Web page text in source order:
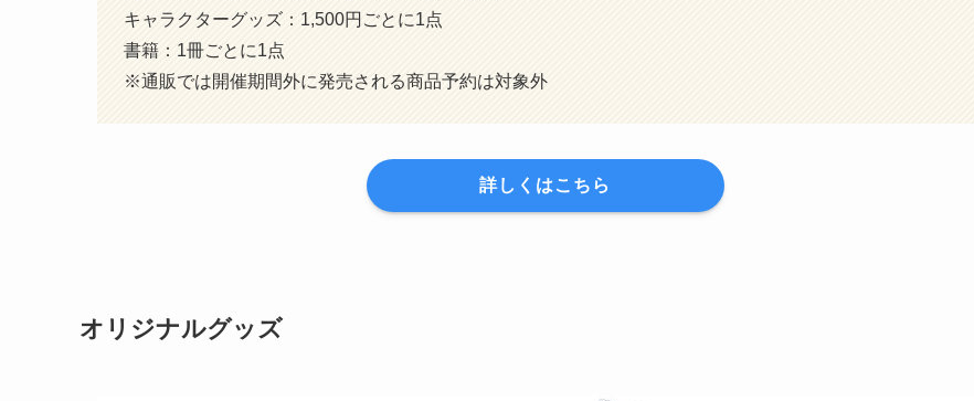
キャラクターグッズ：1,500円ごとに1点
書籍：1冊ごとに1点
※通販では開催期間外に発売される商品予約は対象外
詳しくはこちら
オリジナルグッズ